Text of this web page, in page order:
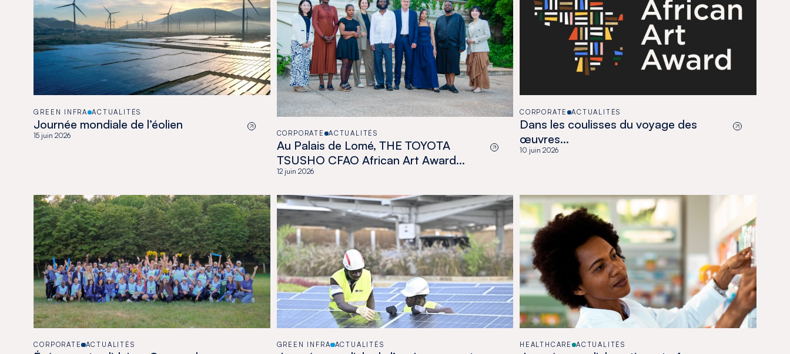
GREEN INFRA ACTUALITÉS
Journée mondiale de l’éolien
15 juin 2026 CORPORATE ACTUALITÉS
Au Palais de Lomé, THE TOYOTA
TSUSHO CFAO African Art Award
célèbre une nouvelle génération
12 juin 2026
CORPORATE ACTUALITÉS
Dans les coulisses du voyage des
œuvres…
10 juin 2026
CORPORATE ACTUALITÉS GREEN INFRA ACTUALITÉS HEALTHCARE ACTUALITÉS